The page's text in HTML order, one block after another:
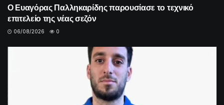
Ο Ευαγόρας Παλληκαρίδης παρουσίασε το τεχνικό
επιτελείο της νέας σεζόν
06/08/2026 0